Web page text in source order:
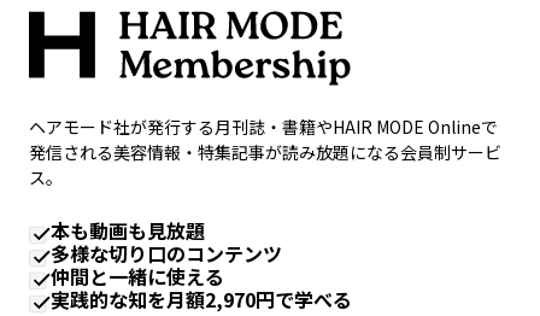
ヘアモード社が発行する月刊誌・書籍やHAIR MODE Onlineで
発信される美容情報・特集記事が読み放題になる会員制サービ
ス。
本も動画も見放題
多様な切り口のコンテンツ
仲間と一緒に使える
実践的な知を月額2,970円で学べる